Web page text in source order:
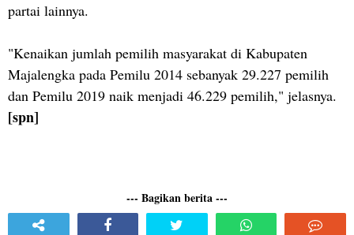
partai lainnya.
"Kenaikan jumlah pemilih masyarakat di Kabupaten
Majalengka pada Pemilu 2014 sebanyak 29.227 pemilih
dan Pemilu 2019 naik menjadi 46.229 pemilih," jelasnya.
[spn]
--- Bagikan berita ---